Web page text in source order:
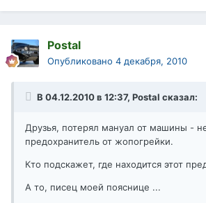
Postal
Опубликовано 4 декабря, 2010
В 04.12.2010 в 12:37, Postal сказал:
Друзья, потерял мануал от машины -
предохранитель от жопогрейки.
Кто подскажет, где находится этот
А то, писец моей пояснице ...